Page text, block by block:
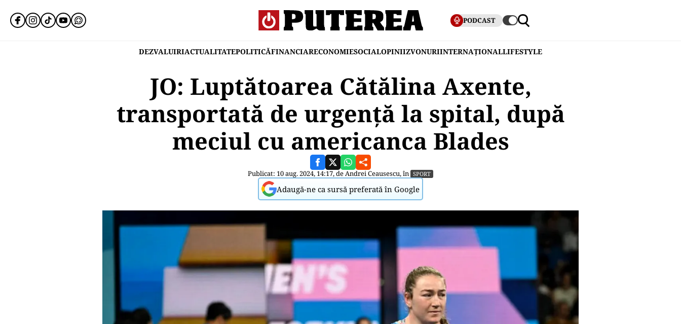
PODCAST
DEZVALUIRIACTUALITATEPOLITICĂFINANCIARECONOMIESOCIALOPINIIZVONURIINTERNAȚIONALLIFESTYLE
JO: Luptătoarea Cătălina Axente,
transportată de urgență la spital, după
meciul cu americanca Blades
Publicat: 10 aug. 2024, 14:17, deAndrei Ceausescu, în SPORT
Adaugă-ne ca sursă preferată în Google